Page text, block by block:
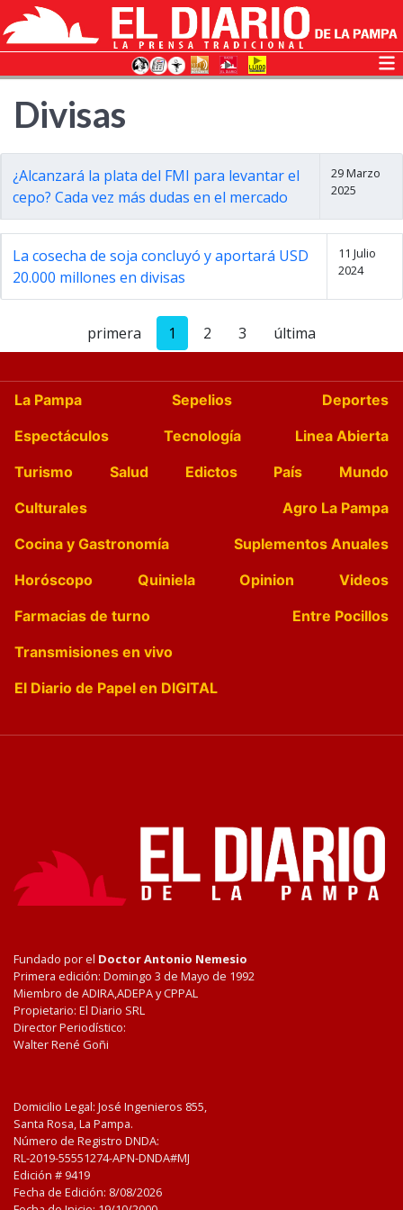
Divisas
¿Alcanzará la plata del FMI para levantar el
cepo? Cada vez más dudas en el mercado
29 Marzo
2025
La cosecha de soja concluyó y aportará USD
20.000 millones en divisas
11 Julio
2024
primera 1 2 3 última
La Pampa Sepelios
Deportes
Espectáculos
Tecnología
Linea Abierta
Turismo
Salud Edictos País
Mundo
Culturales
Agro La Pampa
Cocina y Gastronomía
Suplementos Anuales
Horóscopo
Quiniela Opinion
Videos
Farmacias de turno
Entre Pocillos
Transmisiones en vivo
El Diario de Papel en DIGITAL
Fundado por el Doctor Antonio Nemesio
Primera edición: Domingo 3 de Mayo de 1992
Miembro de ADIRA,ADEPA y CPPAL
Propietario: El Diario SRL
Director Periodístico:
Walter René Goñi
Domicilio Legal: José Ingenieros 855,
Santa Rosa, La Pampa.
Número de Registro DNDA:
RL-2019-55551274-APN-DNDA#MJ
Edición # 9419
Fecha de Edición: 8/08/2026